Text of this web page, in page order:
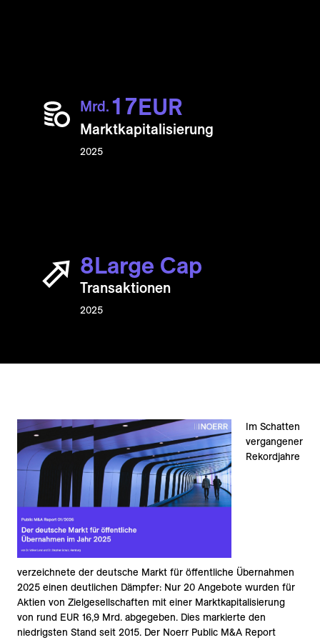
Mrd. 1 7EUR
Markt­kapitali­sierung
2025
8Large Cap
Transaktionen
2025
Im Schatten
vergangener
Rekordjahre
verzeichnete der deutsche Markt für öffentliche Übernahmen
2025 einen deutlichen Dämpfer: Nur 20 Angebote wurden für
Aktien von Zielgesellschaften mit einer Marktkapitalisierung
von rund EUR 16,9 Mrd. abgegeben. Dies markierte den
niedrigsten Stand seit 2015. Der Noerr Public M&A Report